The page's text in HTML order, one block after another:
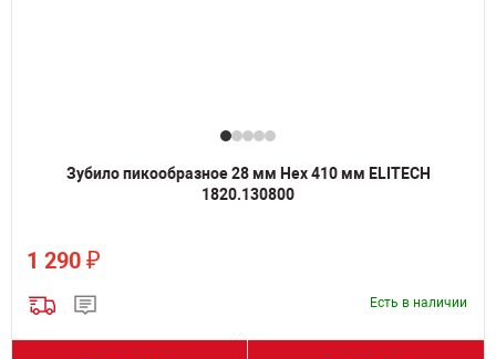
Зубило пикообразное 28 мм Hex 410 мм ELITECH
1820.130800
1 290 ₽
Есть в наличии